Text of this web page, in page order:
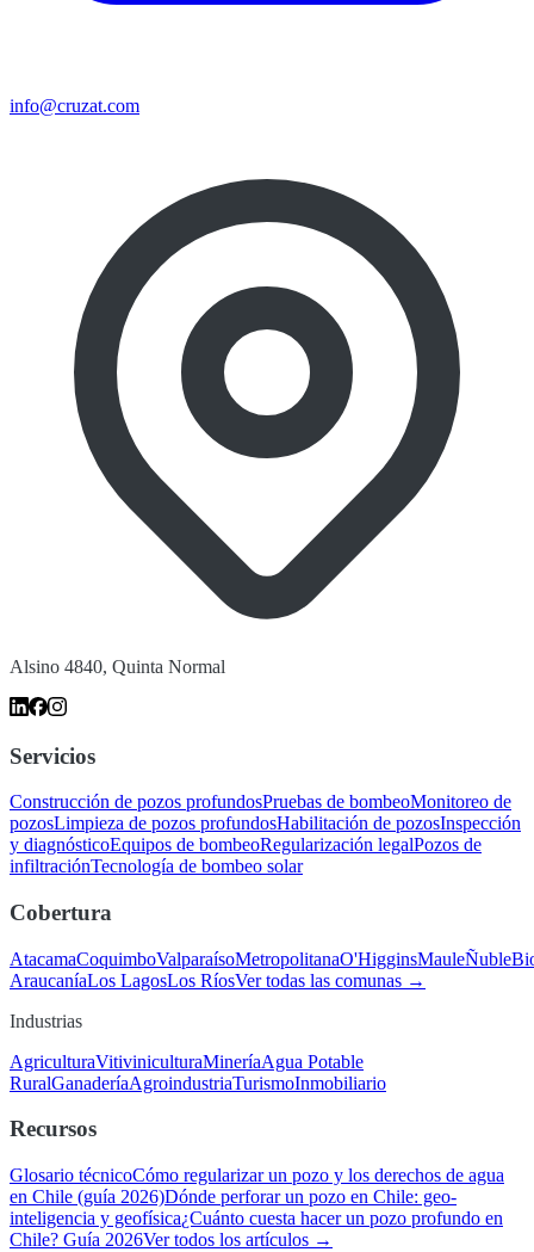
info@cruzat.com
Alsino 4840, Quinta Normal
Servicios
Construcción de pozos profundosPruebas de bombeoMonitoreo de
pozosLimpieza de pozos profundosHabilitación de pozosInspección
y diagnósticoEquipos de bombeoRegularización legalPozos de
infiltraciónTecnología de bombeo solar
Cobertura
AtacamaCoquimboValparaísoMetropolitanaO'HigginsMauleÑuble
AraucaníaLos LagosLos RíosVer todas las comunas →
Industrias
AgriculturaVitiviniculturaMineríaAgua Potable
RuralGanaderíaAgroindustriaTurismoInmobiliario
Recursos
Glosario técnicoCómo regularizar un pozo y los derechos de agua
en Chile (guía 2026)Dónde perforar un pozo en Chile: geo-
inteligencia y geofísica¿Cuánto cuesta hacer un pozo profundo en
Chile? Guía 2026Ver todos los artículos →